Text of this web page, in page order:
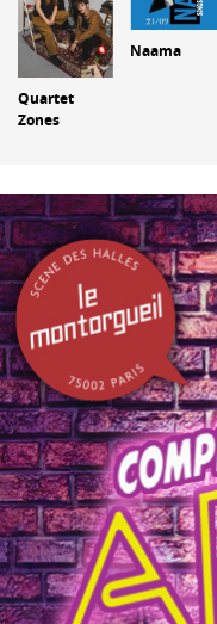
Quartet
Zones
Naama